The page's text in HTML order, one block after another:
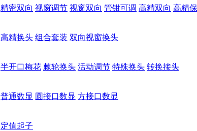
精密双向 视窗调节 视窗双向 管钳可调 高精双向 高精
高精换头 组合套装 双向视窗换头
半开口梅花 棘轮换头 活动调节 特殊换头 转换接头
普通数显 圆接口数显 方接口数显
定值起子